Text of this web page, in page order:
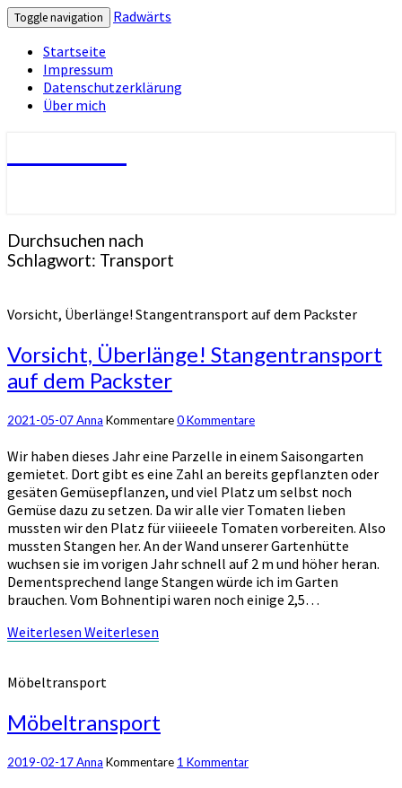
Toggle navigation
Radwärts
Startseite
Impressum
Datenschutzerklärung
Über mich
Durchsuchen nach
Schlagwort: Transport
Vorsicht, Überlänge! Stangentransport auf dem Packster
Vorsicht, Überlänge! Stangentransport
auf dem Packster
2021-05-07Anna Kommentare0 Kommentare
Wir haben dieses Jahr eine Parzelle in einem Saisongarten
gemietet. Dort gibt es eine Zahl an bereits gepflanzten oder
gesäten Gemüsepflanzen, und viel Platz um selbst noch
Gemüse dazu zu setzen. Da wir alle vier Tomaten lieben
mussten wir den Platz für viiieeele Tomaten vorbereiten. Also
mussten Stangen her. An der Wand unserer Gartenhütte
wuchsen sie im vorigen Jahr schnell auf 2 m und höher heran.
Dementsprechend lange Stangen würde ich im Garten
brauchen. Vom Bohnentipi waren noch einige 2,5…
Weiterlesen Weiterlesen
Möbeltransport
Möbeltransport
2019-02-17Anna Kommentare 1 Kommentar